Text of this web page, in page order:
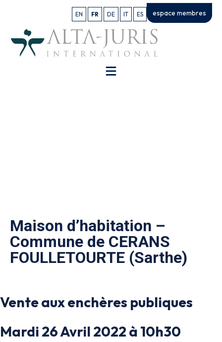
EN FR DE IT ES espace membres
Maison d’habitation –
Commune de CERANS
FOULLETOURTE (Sarthe)
Vente aux enchères publiques
Mardi 26 Avril 2022 à 10h30